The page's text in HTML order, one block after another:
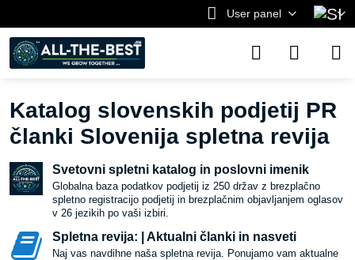
User panel
Katalog slovenskih podjetij PR
članki Slovenija spletna revija
Svetovni spletni katalog in poslovni imenik
Globalna baza podatkov podjetij iz 250 držav z brezplačno
spletno registracijo podjetij in brezplačnim objavljanjem oglasov
v 26 jezikih po vaši izbiri.
Spletna revija: | Aktualni članki in nasveti
Naj vas navdihne naša spletna revija. Ponujamo vam aktualne